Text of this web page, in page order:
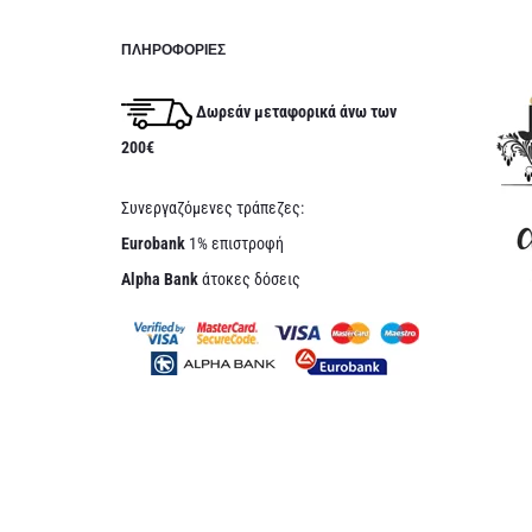
ΠΛΗΡΟΦΟΡΊΕΣ
Δωρεάν μεταφορικά άνω των
200€
Συνεργαζόμενες τράπεζες:
Eurobank 1% επιστροφή
Alpha Bankάτοκες δόσεις